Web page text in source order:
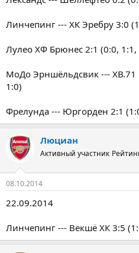
Линчепинг --- ХК Эребру 3:0
Лулео ХФ Брюнес 2:1 (0:0, 1:1,
МоДо Эрншёльдсвик --- ХВ.71
1:0)
Фрелунда --- Юргорден 2:1
Люциан
Активный участник
08.10.2014
22.09.2014
Линчепинг --- Векшё ХК 3:5